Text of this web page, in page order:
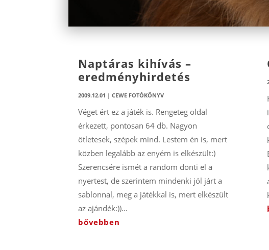
Naptáras kihívás –
eredményhirdetés
2009.12.01 |CEWE FOTÓKÖNYV
Véget ért ez a játék is. Rengeteg oldal
érkezett, pontosan 64 db. Nagyon
ötletesek, szépek mind. Lestem én is, mert
közben legalább az enyém is elkészült:)
Szerencsére ismét a random dönti el a
nyertest, de szerintem mindenki jól járt a
sablonnal, meg a játékkal is, mert elkészült
az ajándék:))...
bővebben